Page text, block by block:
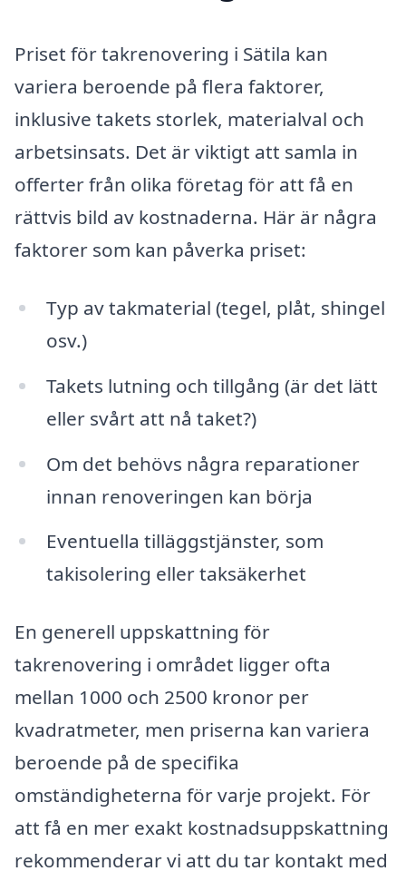
Priset för takrenovering i Sätila kan
variera beroende på flera faktorer,
inklusive takets storlek, materialval och
arbetsinsats. Det är viktigt att samla in
offerter från olika företag för att få en
rättvis bild av kostnaderna. Här är några
faktorer som kan påverka priset:
Typ av takmaterial (tegel, plåt, shingel
osv.)
Takets lutning och tillgång (är det lätt
eller svårt att nå taket?)
Om det behövs några reparationer
innan renoveringen kan börja
Eventuella tilläggstjänster, som
takisolering eller taksäkerhet
En generell uppskattning för
takrenovering i området ligger ofta
mellan 1000 och 2500 kronor per
kvadratmeter, men priserna kan variera
beroende på de specifika
omständigheterna för varje projekt. För
att få en mer exakt kostnadsuppskattning
rekommenderar vi att du tar kontakt med